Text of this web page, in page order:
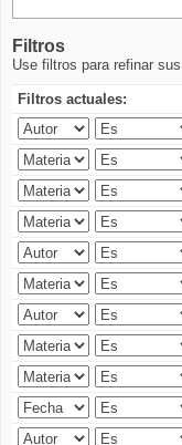
Filtros
Use filtros para refinar
Filtros actuales: